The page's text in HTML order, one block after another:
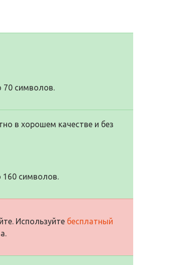
70 символов.
в хорошем качестве и без
160 символов.
Используйте бесплатный